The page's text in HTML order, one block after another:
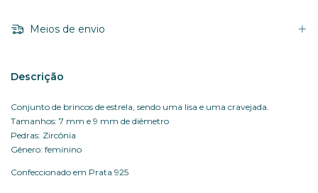
Meios de envio
Descrição
Conjunto de brincos de estrela, sendo uma lisa e uma cravejada.
Tamanhos: 7 mm e 9 mm de diêmetro
Pedras: Zircônia
Gênero: feminino
Confeccionado em Prata 925